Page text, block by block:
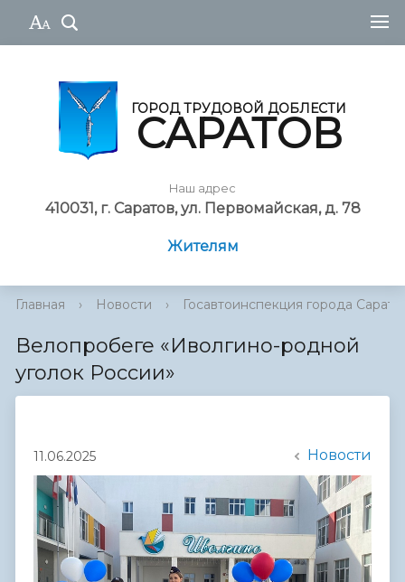
ГОРОД ТРУДОВОЙ ДОБЛЕСТИ
САРАТОВ
Наш адрес
410031, г. Саратов, ул. Первомайская, д. 78
Жителям
Главная › Новости › Госавтоинспекция города
Велопробеге «Иволгино-родной
уголок России»
11.06.2025 Новости